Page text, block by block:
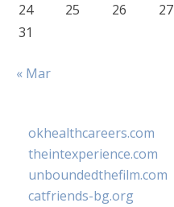
24 25 26 27
31
« Mar
okhealthcareers.com
theintexperience.com
unboundedthefilm.com
catfriends-bg.org